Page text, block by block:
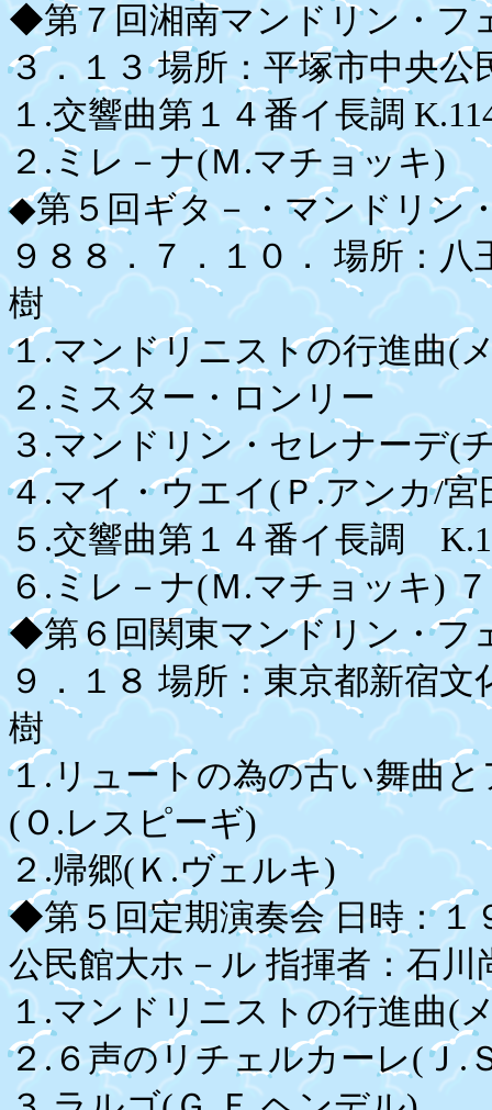
◆第７回湘南マンドリン・フ
３．１３ 場所：平塚市中央
１.交響曲第１４番イ長調
２.ミレ－ナ(Ｍ.マチョッキ)
◆第５回ギタ－・マンドリン
９８８．７．１０． 場所：
樹
１.マンドリニストの行進曲(
２.ミスター・ロンリー
３.マンドリン・セレナーデ(
４.マイ・ウエイ(Ｐ.アンカ/宮
５.交響曲第１４番イ長調
６.ミレ－ナ(Ｍ.マチョッキ)
◆第６回関東マンドリン・フ
９．１８ 場所：東京都新宿
樹
１.リュートの為の古い舞曲
(Ｏ.レスピーギ)
２.帰郷(Ｋ.ヴェルキ)
◆第５回定期演奏会 日時：１
公民館大ホ－ル 指揮者：石川
１.マンドリニストの行進
２.６声のリチェルカーレ(Ｊ.